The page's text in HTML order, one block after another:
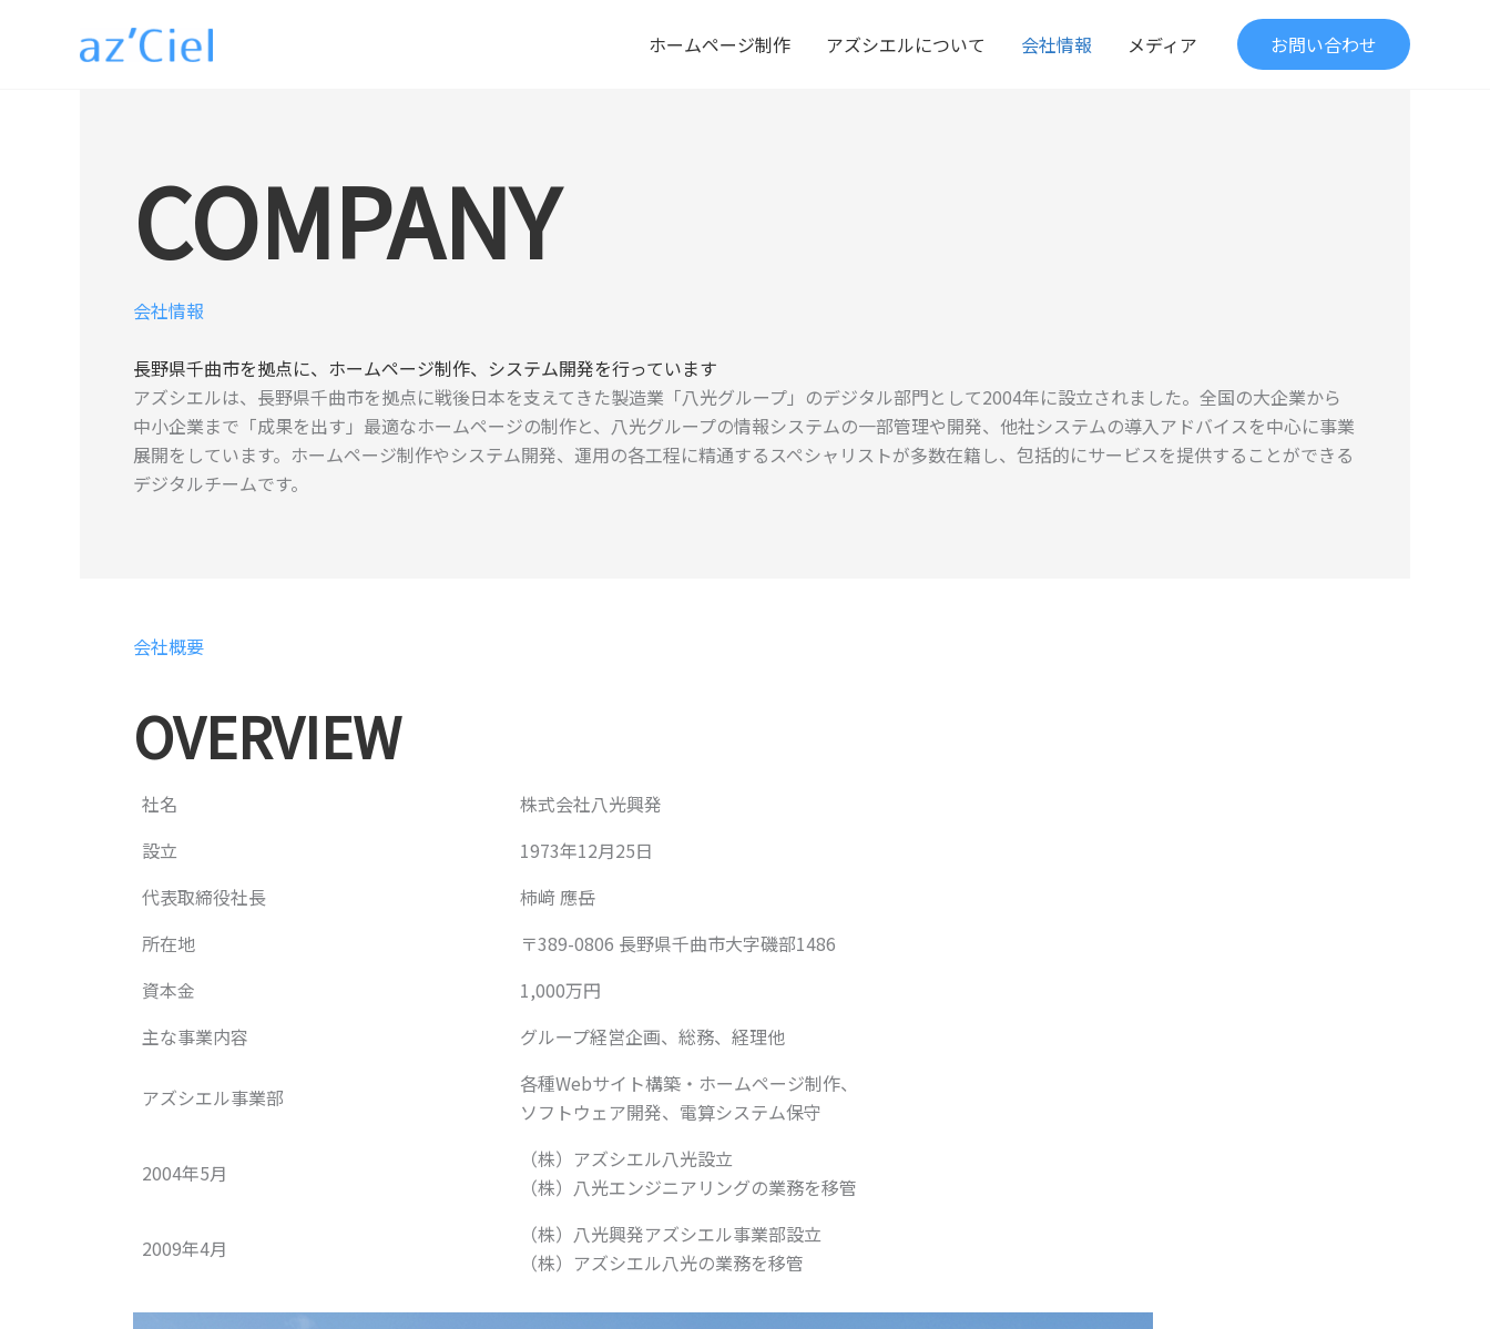
ホームページ制作 アズシエルについて 会社情報 メディア お問い合わせ
COMPANY
会社情報
長野県千曲市を拠点に、ホームページ制作、システム開発を行っています
アズシエルは、長野県千曲市を拠点に戦後日本を支えてきた製造業「八光グループ」のデジタル部門として2004年に設立されました。全国の大企業から
中小企業まで「成果を出す」最適なホームページの制作と、八光グループの情報システムの一部管理や開発、他社システムの導入アドバイスを中心に事業
展開をしています。ホームページ制作やシステム開発、運用の各工程に精通するスペシャリストが多数在籍し、包括的にサービスを提供することができる
デジタルチームです。
会社概要
OVERVIEW
社名
株式会社八光興発
設立
1973年12月25日
代表取締役社長
柿﨑 應岳
所在地
〒389-0806 長野県千曲市大字磯部1486
資本金
1,000万円
主な事業内容
グループ経営企画、総務、経理他
アズシエル事業部
各種Webサイト構築・ホームページ制作、
ソフトウェア開発、電算システム保守
2004年5月
（株）アズシエル八光設立
（株）八光エンジニアリングの業務を移管
2009年4月
（株）八光興発アズシエル事業部設立
（株）アズシエル八光の業務を移管